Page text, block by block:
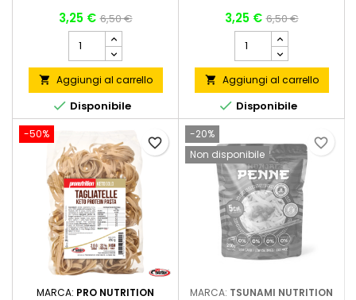
3,25 € 6,50 €
 Aggiungi al carrello
 Disponibile
3,25 € 6,50 €
 Aggiungi al carrello
 Disponibile
-50%
MARCA: PRO NUTRITION
favorite_border
-20%
Non disponibile
MARCA: TSUNAMI NUTRITION
favorite_border